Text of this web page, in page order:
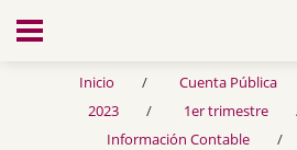
Transparencia
Inicio
Cuenta Pública
2023
1er trimestre
Información Contable